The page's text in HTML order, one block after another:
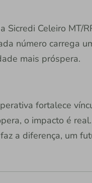
Sicredi Celeiro MT/
número carrega
mais próspera.
fortalece
o impacto é
a diferença, um